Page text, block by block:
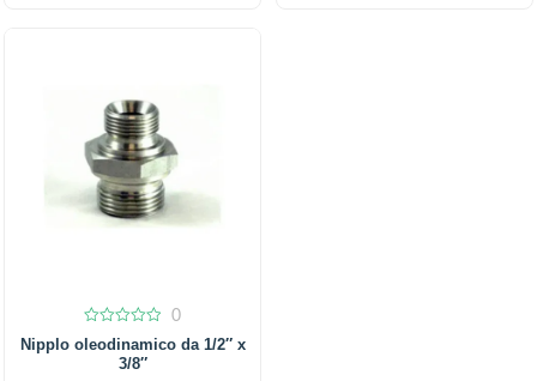
0
out
0
Nipplo oleodinamico da 1/2″ x
3/8″